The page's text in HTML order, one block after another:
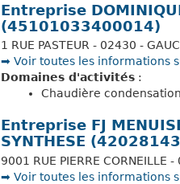
Entreprise
(45101033400014)
1 RUE PASTEUR - 02430 -
➡️ Voir toutes les informations
Domaines d'activités :
Chaudière
Entreprise FJ
SYNTHESE
9001 RUE PIERRE CORNEILLE
➡️ Voir toutes les informations